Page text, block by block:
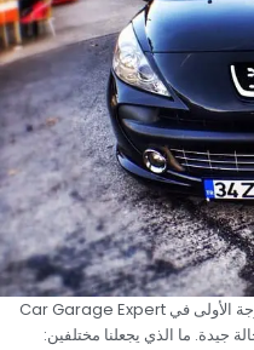
‏نحن نقدم خدمات إصلاح وصيانة من الدرجة الأولى في Car Garage Expert
جيدة. ما الذي يجعلنا مختلفين:‏